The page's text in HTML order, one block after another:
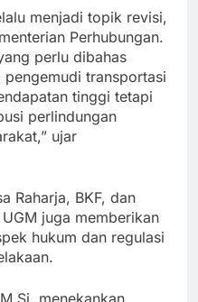
menjadi topik revisi,
Perhubungan.
perlu dibahas
transportasi
tinggi tetapi
perlindungan
ujar
Raharja, BKF, dan
juga memberikan
hukum dan regulasi
menekankan